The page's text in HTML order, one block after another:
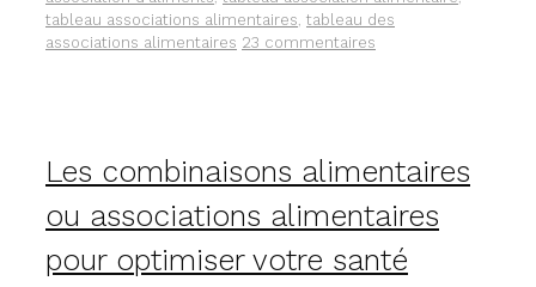
tableau associations alimentaires tableau des
associations alimentaires 23 commentaires
Les combinaisons alimentaires
ou associations alimentaires
pour optimiser votre santé